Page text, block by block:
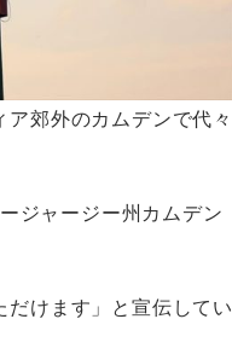
郊外のカムデンで代々
ジャージー州カムデン
けます」と宣伝してい